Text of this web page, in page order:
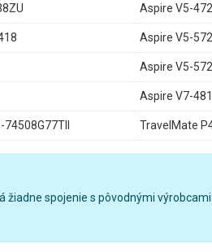
Aspire V5-
Aspire V5-
Aspire V5-
Aspire V7-
TravelMate
spojenie s pôvodnými